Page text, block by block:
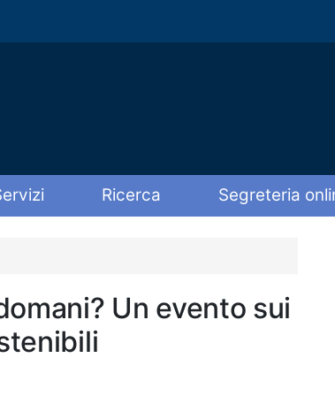
Ricerca Segreteria
Un evento sui